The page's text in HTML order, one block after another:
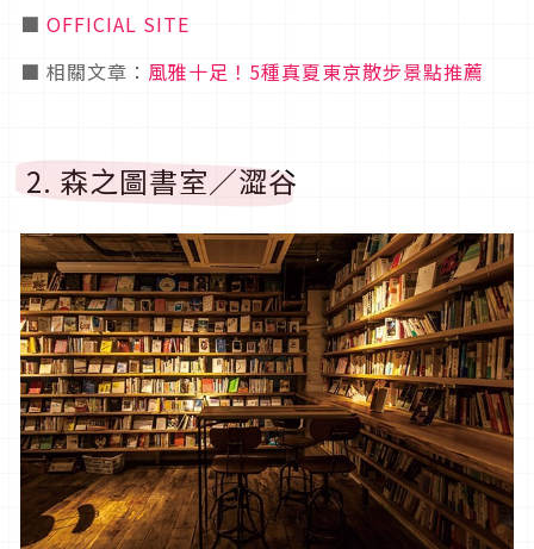
■ OFFICIAL SITE
■ 相關文章： 風雅十足！5種真夏東京散步景點推薦
2. 森之圖書室／澀谷